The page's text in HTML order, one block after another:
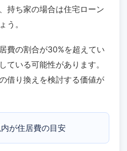
持ち家の場合は住宅ローン
う。
費の割合が30%を超えてい
ている可能性があります。
借り換えを検討する価値が
が住居費の目安